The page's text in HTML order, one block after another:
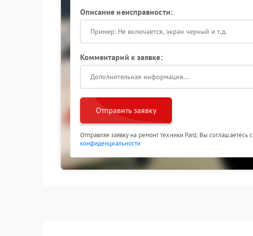
Описание неисправности:
Комментарий к заявке:
Отправить заявку
Отправляя заявку на ремонт техники Pard, Вы соглашаетесь с
конфиденциальности